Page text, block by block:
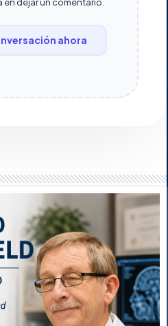
ahora